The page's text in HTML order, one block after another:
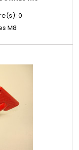
0
M8